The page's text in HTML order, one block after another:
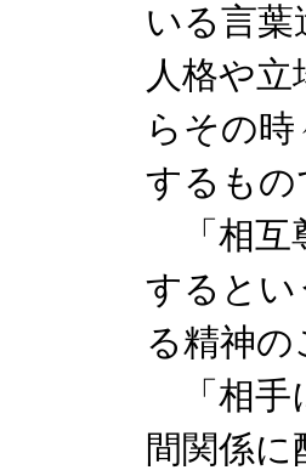
いる言
人格や
らその
するもの
「相互
するとい
る精神の
「相手
間関係